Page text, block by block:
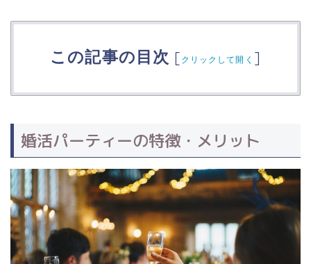
この記事の目次 [ クリックして開く ]
婚活パーティーの特徴・メリット